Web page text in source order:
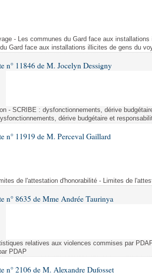
et orales
des débats
- Les communes du Gard face aux
Gard face aux installations illicites de gens du
n° 11846 de M. Jocelyn Dessigny
- SCRIBE : dysfonctionnements, dérive
dérive budgétaire et
n° 11919 de M. Perceval Gaillard
de l'attestation d'honorabilité - Limites de
n° 8635 de Mme Andrée Taurinya
relatives aux violences commises par
PDAP
n° 2106 de M. Alexandre Dufosset